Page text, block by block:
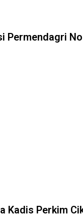
Permendagri
Kadis Perkim